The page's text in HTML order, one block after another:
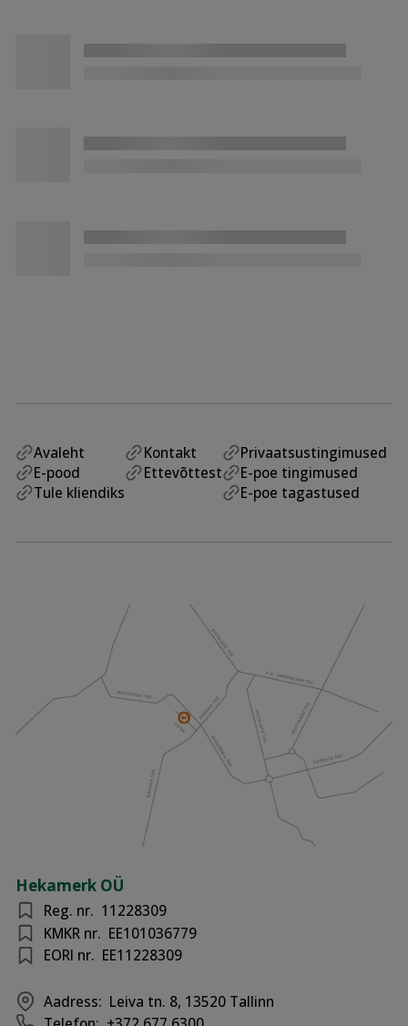
Avaleht
E-pood
Tule kliendiks
Kontakt
Ettevõttest
Privaatsustingimused
E-poe tingimused
E-poe tagastused
Hekamerk OÜ
Reg. nr. 11228309
KMKR nr. EE101036779
EORI nr. EE11228309
Aadress: Leiva tn. 8, 13520 Tallinn